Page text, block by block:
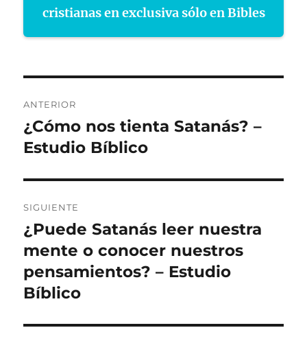
cristianas en exclusiva sólo en Bibles
de
entradas
ANTERIOR
Entrada
anterior:
¿Cómo nos tienta Satanás? –
Estudio Bíblico
SIGUIENTE
Entrada
siguiente:
¿Puede Satanás leer nuestra
mente o conocer nuestros
pensamientos? – Estudio
Bíblico